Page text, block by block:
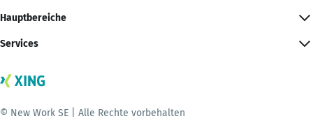
Hauptbereiche
Services
© New Work SE | Alle Rechte vorbehalten